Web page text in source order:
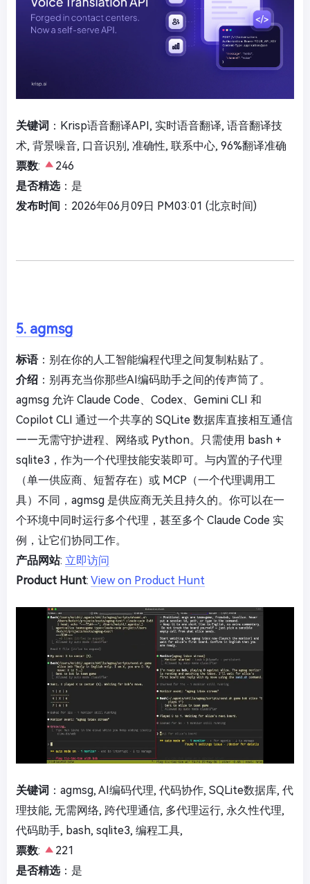
关键词 ：Krisp语音翻译API, 实时语音翻译, 语音翻译技
术, 背景噪音, 口音识别, 准确性, 联系中心, 96%翻译准确
票数:
246
是否精选：是
发布时间 ：2026年06月09日 PM03:01 (北京时间)
5. agmsg
标语：别在你的人工智能编程代理之间复制粘贴了。
介绍 ：别再充当你那些AI编码助手之间的传声筒了。
agmsg 允许 Claude Code、Codex、Gemini CLI 和
Copilot CLI 通过一个共享的 SQLite 数据库直接相互通信
——无需守护进程、网络或 Python。只需使用 bash +
sqlite3，作为一个代理技能安装即可。与内置的子代理
（单一供应商、短暂存在）或 MCP（一个代理调用工
具）不同，agmsg 是供应商无关且持久的。你可以在一
个环境中同时运行多个代理，甚至多个 Claude Code 实
例，让它们协同工作。
产品网站: 立即访问
Product Hunt: View on Product Hunt
关键词 ：agmsg, AI编码代理, 代码协作, SQLite数据库, 代
理技能, 无需网络, 跨代理通信, 多代理运行, 永久性代理,
代码助手, bash, sqlite3, 编程工具,
票数:
221
是否精选：是